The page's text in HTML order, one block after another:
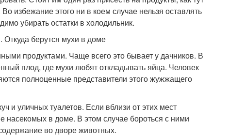
избежание этого ни в коем случае нельзя оставлять
убирать остатки в холодильник.
продуктами. Чаще всего это бывает у дачников. В
плод, где мухи любят откладывать яйца. Человек
полноценные представители этого жужжащего
и уличных туалетов. Если вблизи от этих мест
насекомых в доме. В этом случае бороться с ними
во дворе животных.